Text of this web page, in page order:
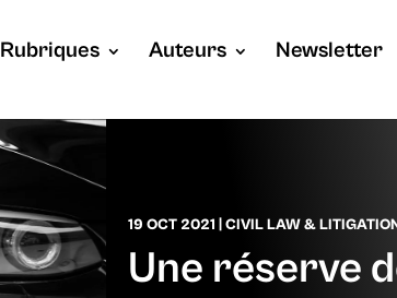
Rubriques Auteurs Newsletter
19 OCT 2021 CIVIL LAW &
Une réserve